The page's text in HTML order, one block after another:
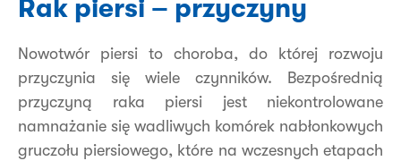
Rak piersi – przyczyny
Nowotwór piersi to choroba, do której rozwoju
przyczynia się wiele czynników. Bezpośrednią
przyczyną raka piersi jest niekontrolowane
namnażanie się wadliwych komórek nabłonkowych
gruczołu piersiowego, które na wczesnych etapach